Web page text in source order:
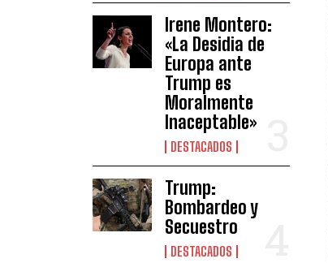
Irene Montero:
«La Desidia de
Europa ante
Trump es
Moralmente
Inaceptable»
DESTACADOS
Trump:
Bombardeo y
Secuestro
DESTACADOS